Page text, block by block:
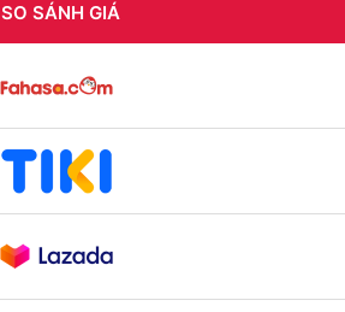
SO SÁNH GIÁ